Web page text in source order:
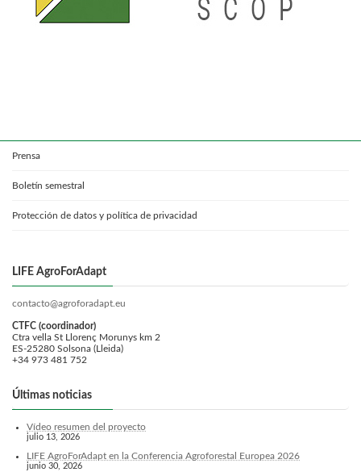
Prensa
Boletín semestral
Protección de datos y política de privacidad
LIFE AgroForAdapt
contacto@agroforadapt.eu
CTFC (coordinador)
Ctra vella St Llorenç Morunys km 2
ES-25280 Solsona (Lleida)
+34 973 481 752
Últimas noticias
Vídeo resumen del proyecto
julio 13, 2026
LIFE AgroForAdapt en la Conferencia Agroforestal Europea 2026
junio 30, 2026